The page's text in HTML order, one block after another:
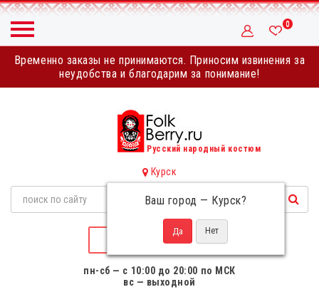
Временно заказы не принимаются. Приносим извинения за
неудобства и благодарим за понимание!
0
Русский народный костюм
Курск
Ваш город — Курск?
НАПИСАТЬ НАМ
пн-сб — с 10:00 до 20:00 по МСК
вс — выходной